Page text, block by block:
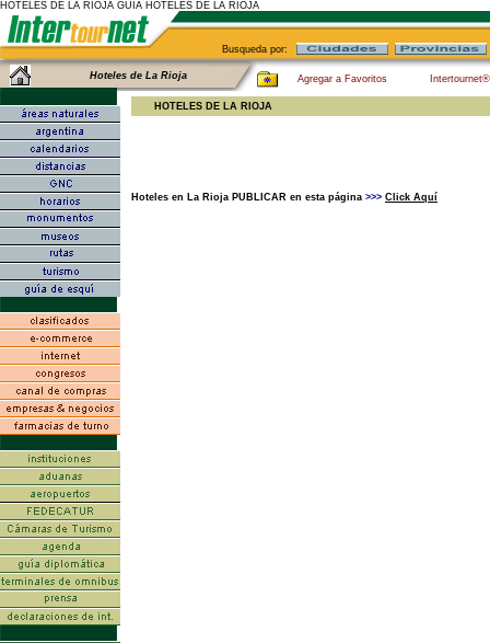
HOTELES DE LA RIOJA GUIA HOTELES DE LA RIOJA
Busqueda por:
Hoteles de La Rioja Agregar a Favoritos
HOTELES DE LA RIOJA
Hoteles en La Rioja PUBLICAR en esta página >>> Click Aquí